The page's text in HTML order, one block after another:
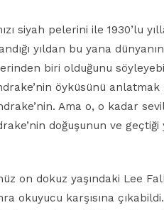
siyah pelerini ile 1930’lu
yıldan bu yana
biri olduğunu
öyküsünü anlatmak
Ama o, o kadar
doğuşunun ve geçtiği
on dokuz yaşındaki Lee
okuyucu karşısına